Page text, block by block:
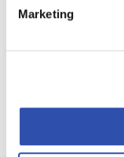
Marketing